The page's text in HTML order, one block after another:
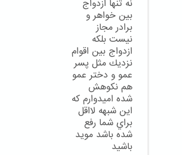
نه تنها ازدواج
بين خواهر و
برادر مجاز
نيست بلكه
ازدواج بين اقوام
نزديك مثل پسر
عمو و دختر عمو
هم نكوهش
شده اميدوارم كه
اين شبهه لااقل
براي شما رفع
شده باشد مويد
باشيد